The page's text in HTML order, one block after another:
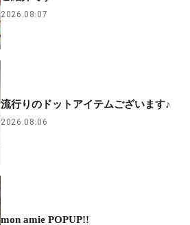
2026.08.07
流行りのドットアイテムございます♪
2026.08.06
mon amie POPUP!!